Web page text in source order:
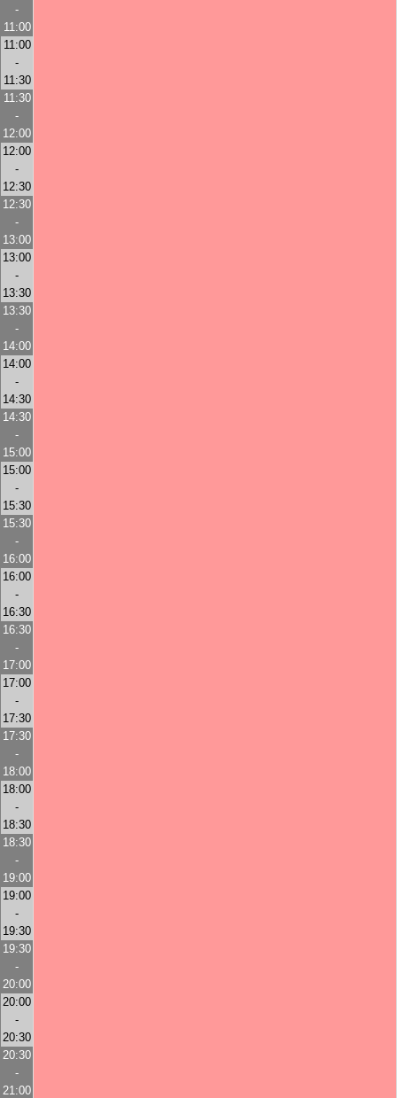
-
11:00
11:00
-
11:30
11:30
-
12:00
12:00
-
12:30
12:30
-
13:00
13:00
-
13:30
13:30
-
14:00
14:00
-
14:30
14:30
-
15:00
15:00
-
15:30
15:30
-
16:00
16:00
-
16:30
16:30
-
17:00
17:00
-
17:30
17:30
-
18:00
18:00
-
18:30
18:30
-
19:00
19:00
-
19:30
19:30
-
20:00
20:00
-
20:30
20:30
-
21:00